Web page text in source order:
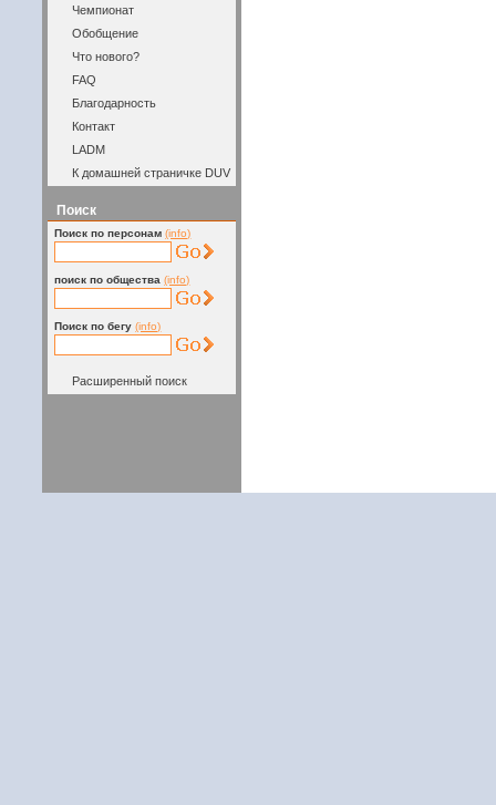
Чемпионат
Обобщение
Что нового?
FAQ
Благодарность
Контакт
LADM
К домашней страничке DUV
Поиск
Поиск по персонам (info)
поиск по общества (info)
Поиск по бегу (info)
Расширенный поиск